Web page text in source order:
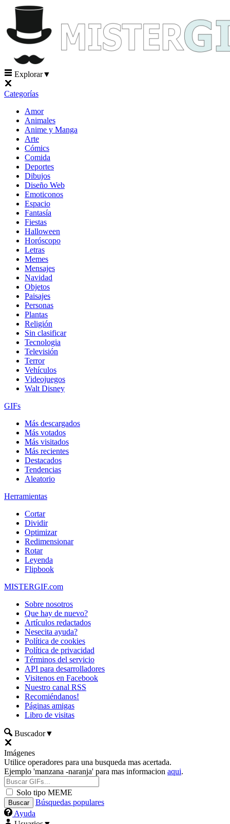
Explorar▼
Categorías
Amor
Animales
Anime y Manga
Arte
Cómics
Comida
Deportes
Dibujos
Diseño Web
Emoticonos
Espacio
Fantasía
Fiestas
Halloween
Horóscopo
Letras
Memes
Mensajes
Navidad
Objetos
Paisajes
Personas
Plantas
Religión
Sin clasificar
Tecnologia
Televisión
Terror
Vehículos
Videojuegos
Walt Disney
GIFs
Más descargados
Más votados
Más visitados
Más recientes
Destacados
Tendencias
Aleatorio
Herramientas
Cortar
Dividir
Optimizar
Redimensionar
Rotar
Leyenda
Flipbook
MISTERGIF.com
Sobre nosotros
Que hay de nuevo?
Artículos redactados
Nesecita ayuda?
Política de cookies
Política de privacidad
Términos del servicio
API para desarrolladores
Visitenos en Facebook
Nuestro canal RSS
Recomiéndanos!
Páginas amigas
Libro de visitas
Buscador▼
Imágenes
Utilice operadores para una busqueda mas acertada.
Ejemplo 'manzana -naranja' para mas informacion aqui.
Solo tipo MEME
Búsquedas populares
Ayuda